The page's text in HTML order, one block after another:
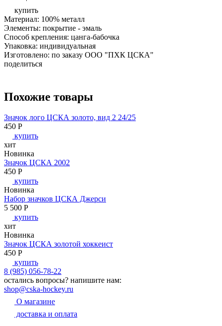
купить
Материал: 100% металл
Элементы: покрытие - эмаль
Способ крепления: цанга-бабочка
Упаковка: индивидуальная
Изготовлено: по заказу ООО "ПХК ЦСКА"
поделиться
Похожие товары
Значок лого ЦСКА золото, вид 2 24/25
450 P
купить
хит
Новинка
Значок ЦСКА 2002
450 P
купить
Новинка
Набор значков ЦСКА Джерси
5 500 P
купить
хит
Новинка
Значок ЦСКА золотой хоккеист
450 P
купить
8 (985) 056-78-22
остались вопросы? напишите нам:
shop@cska-hockey.ru
О магазине
доставка и оплата